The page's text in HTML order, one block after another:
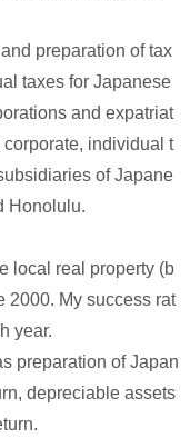
preparation of tax
taxes for Japanese
and expatriat
individual t
of Japane
Honolulu.
local real property (b
2000. My success rat
year.
preparation of Japan
depreciable assets